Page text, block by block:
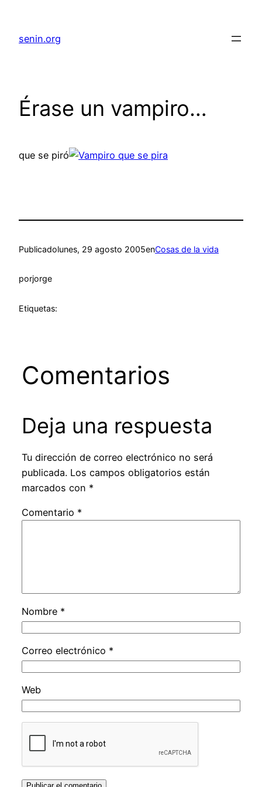
senin.org
Érase un vampiro…
que se piró
Publicadolunes, 29 agosto 2005enCosas de la vida
porjorge
Etiquetas:
Comentarios
Deja una respuesta
Tu dirección de correo electrónico no será
publicada. Los campos obligatorios están
marcados con *
Comentario *
Nombre *
Correo electrónico *
Web